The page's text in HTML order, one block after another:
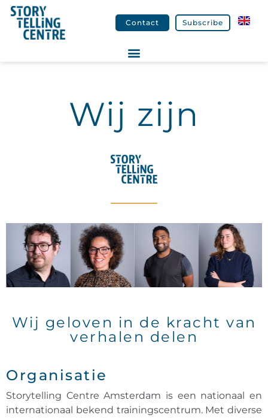
Contact Subscribe
Wij zijn
Wij geloven in de kracht van
verhalen delen
Organisatie
Storytelling Centre Amsterdam is een nationaal en
internationaal bekend trainingscentrum. Met diverse